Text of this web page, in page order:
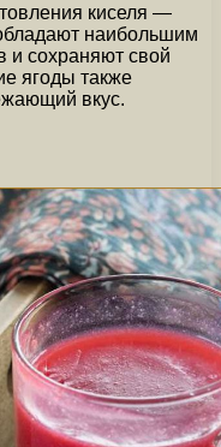
киселя —
наибольшим
и сохраняют свой
ягоды также
вкус.